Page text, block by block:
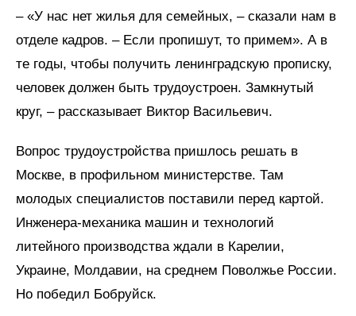
– «У нас нет жилья для семейных, – сказали нам в
отделе кадров. – Если пропишут, то примем». А в
те годы, чтобы получить ленинградскую прописку,
человек должен быть трудоустроен. Замкнутый
круг, – рассказывает Виктор Васильевич.
Вопрос трудоустройства пришлось решать в
Москве, в профильном министерстве. Там
молодых специалистов поставили перед картой.
Инженера-механика машин и технологий
литейного производства ждали в Карелии,
Украине, Молдавии, на среднем Поволжье России.
Но победил Бобруйск.